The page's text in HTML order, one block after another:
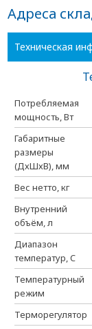
Адреса
Техническая
Потребляемая
мощность, Вт
Габаритные
размеры
(ДхШхВ), мм
Вес нетто, кг
Внутренний
объём, л
Диапазон
температур, C
Температурный
режим
Терморегулятор